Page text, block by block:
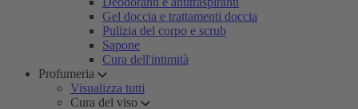
Gel doccia e trattamenti doccia
Pulizia del corpo e scrub
Sapone
Cura dell'intimità
Profumeria
Visualizza tutti
Cura del viso